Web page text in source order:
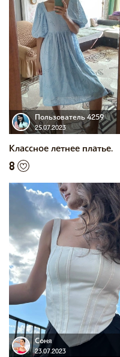
Пользователь 4259
25.07.2023
Классное летнее платье.
8
Соня
23.07.2023